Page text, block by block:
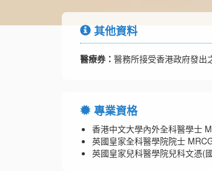
其他資料
醫療券： 醫務所接受香港政府發出
專業資格
香港中文大學內外全科醫學士
英國皇家全科醫學院院士
英國皇家兒科醫學院兒科文憑(